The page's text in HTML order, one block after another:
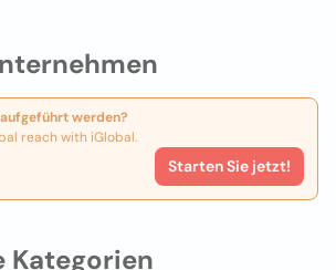
werden?
reach with iGlobal.
Starten Sie jetzt!
Kategorien